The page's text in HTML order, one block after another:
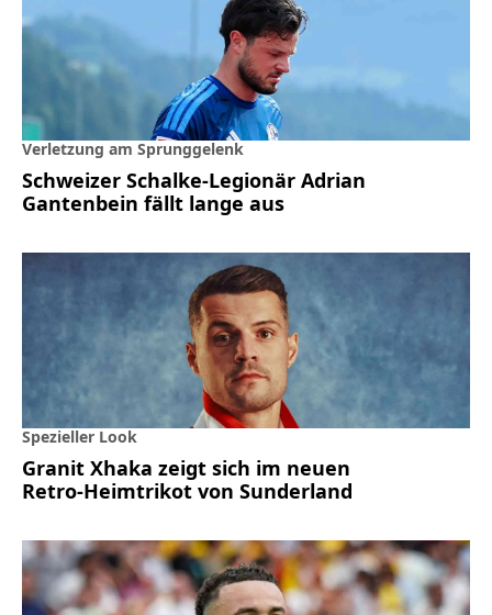
Verletzung am Sprunggelenk
Schweizer Schalke-Legionär Adrian
Gantenbein fällt lange aus
Spezieller Look
Granit Xhaka zeigt sich im neuen
Retro-Heimtrikot von Sunderland